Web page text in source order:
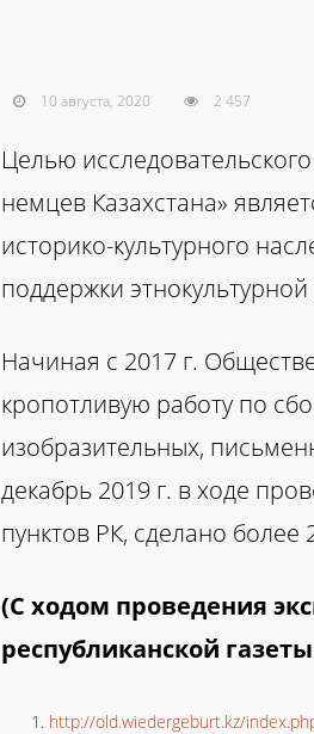
10 августа, 2020 2 457
Целью
немцев Казахстана»
историко-культурного
поддержки
Начиная с 2017 г.
кропотливую работу по
изобразительных,
декабрь 2019 г. в ходе
пунктов РК, сделано более
(С ходом проведения
республиканской
http://old.wiedergeburt.kz/